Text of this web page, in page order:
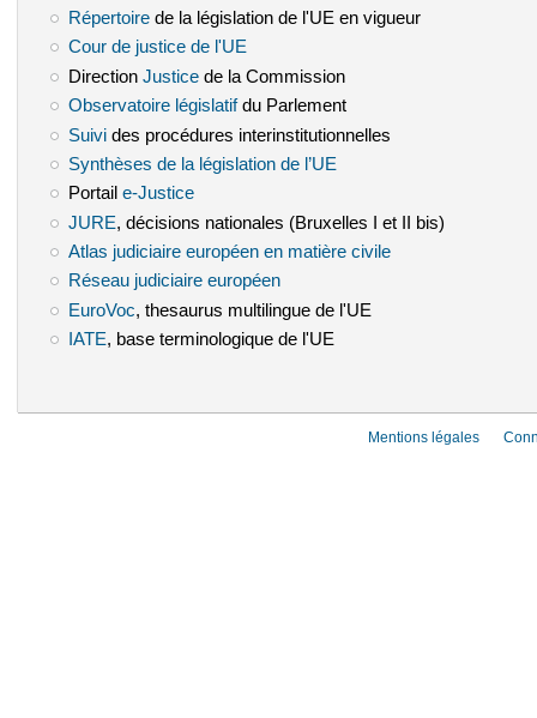
Répertoire(le lien est externe)
de la législation de l'UE en vigueur
Cour de justice de l'UE
Direction Justice(le lien est externe)
de la Commission
Observatoire législatif(le lien est externe)
du Parlement
Suivi(le lien est externe)
des procédures interinstitutionnelles
Synthèses de la législation de l’UE
Portail e-Justice(le lien est externe)
JURE (le lien est externe)
, décisions nationales (Bruxelles I et II bis)
Atlas judiciaire européen en matière civile(le lien est externe)
Réseau judiciaire européen(le lien est externe)
EuroVoc (le lien est externe)
, thesaurus multilingue de l'UE
IATE(le lien est externe)
, base terminologique de l'UE
Mentions légales